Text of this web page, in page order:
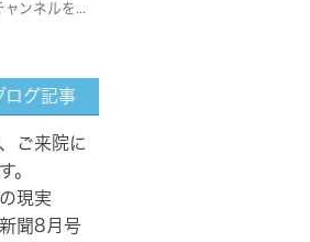
どのチャンネルを見ても同じ
ログ記事
ご来院に
。
現実
聞8月号